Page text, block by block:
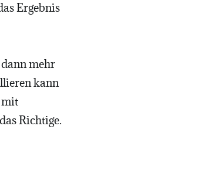
Ergebnis
mehr
kann
mit
Richtige.